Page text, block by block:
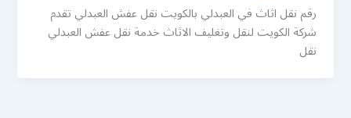
رقم نقل اثاث في العبدلي بالكويت نقل عفش العبدلي تقدم
شركة الكويت لنقل وتغليف الاثاث خدمة نقل عفش العبدلي
نقل